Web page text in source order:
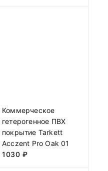
Коммерческое
гетерогенное ПВХ
покрытие Tarkett
Acczent Pro Oak 01
1030 ₽